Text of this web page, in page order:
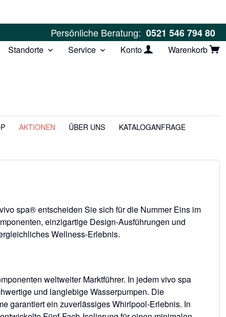
Persönliche Beratung: 0521 546 794 80
Standorte Service Konto Warenkorb
AKTIONEN ÜBER UNS KATALOGANFRAGE
spa® entscheiden Sie sich für die Nummer Eins im
einzigartige Design-Ausführungen und
Wellness-Erlebnis.
weltweiter Marktführer. In jedem vivo spa
und langlebige Wasserpumpen. Die
garantiert ein zuverlässi­ges Whirlpool-Erlebnis. In